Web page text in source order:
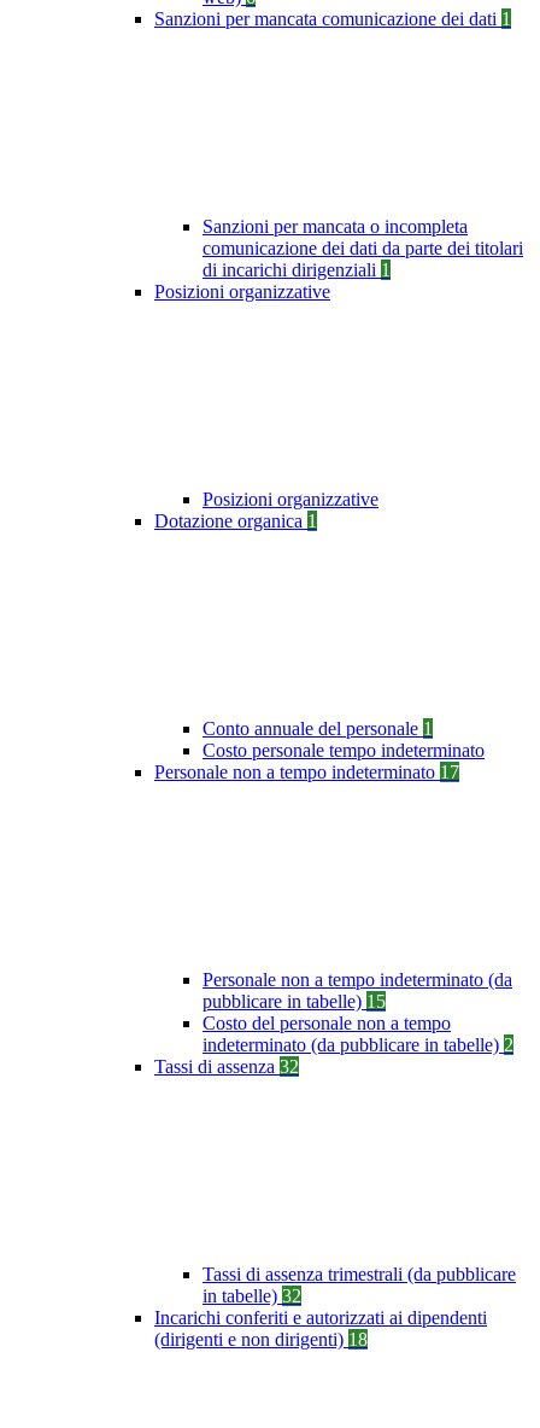
Sanzioni per mancata comunicazione dei dati 1
Sanzioni per mancata o incompleta
comunicazione dei dati da parte dei titolari
di incarichi dirigenziali 1
Posizioni organizzative
Posizioni organizzative
Dotazione organica 1
Conto annuale del personale 1
Costo personale tempo indeterminato
Personale non a tempo indeterminato 17
Personale non a tempo indeterminato (da
pubblicare in tabelle) 15
Costo del personale non a tempo
indeterminato (da pubblicare in tabelle) 2
Tassi di assenza 32
Tassi di assenza trimestrali (da pubblicare
in tabelle) 32
Incarichi conferiti e autorizzati ai dipendenti
(dirigenti e non dirigenti) 18